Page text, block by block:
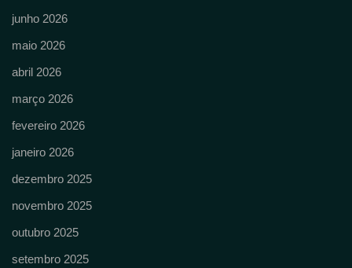
junho 2026
maio 2026
abril 2026
março 2026
fevereiro 2026
janeiro 2026
dezembro 2025
novembro 2025
outubro 2025
setembro 2025